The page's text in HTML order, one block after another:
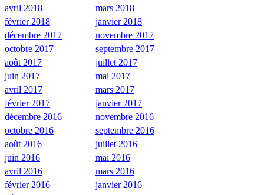
avril 2018
mars 2018
février 2018
janvier 2018
décembre 2017
novembre 2017
octobre 2017
septembre 2017
août 2017
juillet 2017
juin 2017
mai 2017
avril 2017
mars 2017
février 2017
janvier 2017
décembre 2016
novembre 2016
octobre 2016
septembre 2016
août 2016
juillet 2016
juin 2016
mai 2016
avril 2016
mars 2016
février 2016
janvier 2016